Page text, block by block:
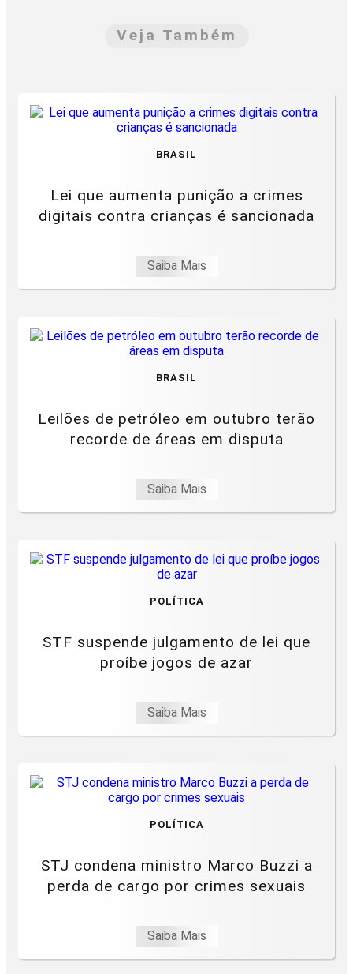
Veja Também
BRASIL
Lei que aumenta punição a crimes
digitais contra crianças é sancionada
Saiba Mais
BRASIL
Leilões de petróleo em outubro terão
recorde de áreas em disputa
Saiba Mais
POLÍTICA
STF suspende julgamento de lei que
proíbe jogos de azar
Saiba Mais
POLÍTICA
STJ condena ministro Marco Buzzi a
perda de cargo por crimes sexuais
Saiba Mais